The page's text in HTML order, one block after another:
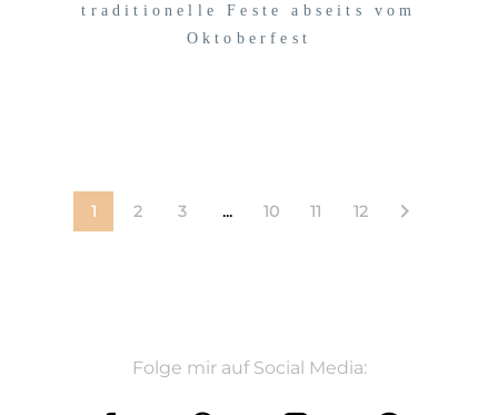
traditionelle Feste abseits vom
Oktoberfest
1 2 3 ... 10 11 12
Folge mir auf Social Media: